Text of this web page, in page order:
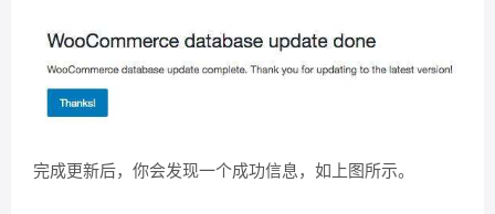
完成更新后，你会发现一个成功信息，如上图所示。